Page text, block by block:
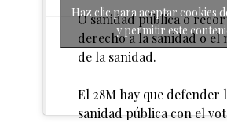
O sanidad pública o
derecho a la sanidad o el
de la sanidad.
El 28M hay que defender
sanidad pública con el
Haz clic para aceptar cookies
y permitir este